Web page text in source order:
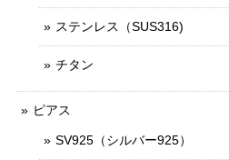
ステンレス（SUS316)
チタン
ピアス
SV925（シルバー925）